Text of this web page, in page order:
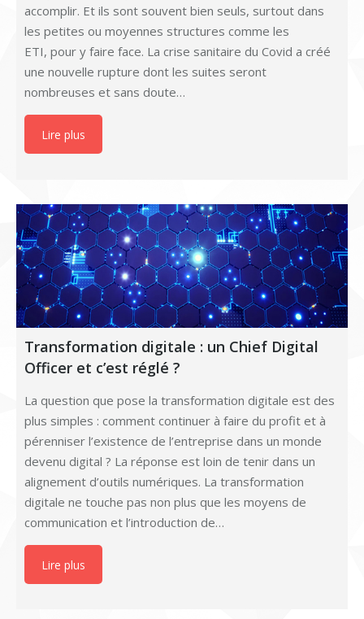
accomplir. Et ils sont souvent bien seuls, surtout dans
les petites ou moyennes structures comme les
ETI, pour y faire face. La crise sanitaire du Covid a créé
une nouvelle rupture dont les suites seront
nombreuses et sans doute…
Lire plus
Transformation digitale : un Chief Digital
Officer et c’est réglé ?
La question que pose la transformation digitale est des
plus simples : comment continuer à faire du profit et à
pérenniser l’existence de l’entreprise dans un monde
devenu digital ? La réponse est loin de tenir dans un
alignement d’outils numériques. La transformation
digitale ne touche pas non plus que les moyens de
communication et l’introduction de…
Lire plus